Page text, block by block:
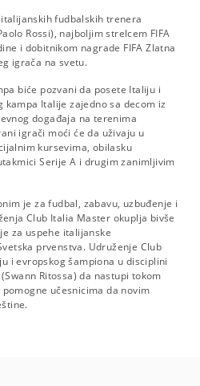
fudbalskih trenera
Rossi), najboljim strelcem FIFA
i dobitnikom nagrade FIFA Zlatna
igrača na svetu.
biće pozvani da posete Italiju i
kampa Italije zajedno sa decom iz
događaja na terenima
igrači moći će da uživaju u
kursevima, obilasku
Serije A i drugim zanimljivim
je za fudbal, zabavu, uzbuđenje i
Club Italia Master okuplja bivše
za uspehe italijanske
prvenstva. Udruženje Club
i evropskog šampiona u disciplini
Ritossa) da nastupi tokom
učesnicima da novim